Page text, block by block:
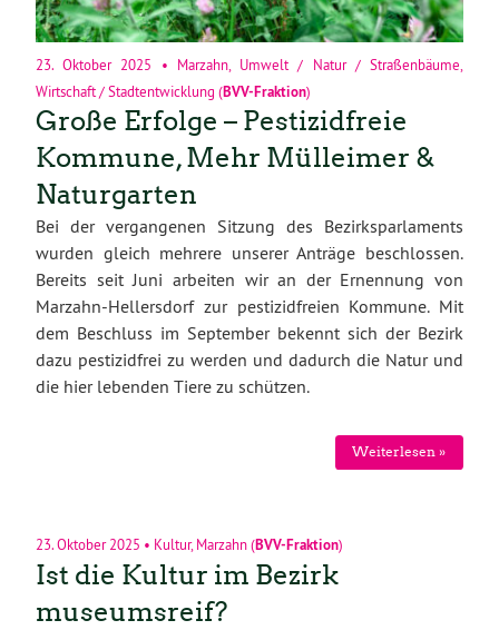
23. Oktober 2025 • Marzahn, Umwelt / Natur / Straßenbäume
Wirtschaft / Stadtentwicklung (BVV-Fraktion)
Große Erfolge – Pestizidfreie
Kommune, Mehr Mülleimer &
Naturgarten
Bei der vergangenen Sitzung des Bezirksparlaments
wurden gleich mehrere unserer Anträge beschlossen.
Bereits seit Juni arbeiten wir an der Ernennung von
Marzahn-Hellersdorf zur pestizidfreien Kommune. Mit
dem Beschluss im September bekennt sich der Bezirk
dazu pestizidfrei zu werden und dadurch die Natur und
die hier lebenden Tiere zu schützen.
Weiterlesen »
23. Oktober 2025 • Kultur, Marzahn(BVV-Fraktion)
Ist die Kultur im Bezirk
museumsreif?